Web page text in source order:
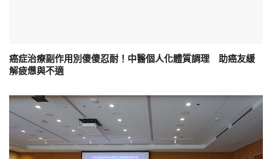
癌症治療副作用別傻傻忍耐！中醫個人化體質調理 助癌友緩
解疲憊與不適